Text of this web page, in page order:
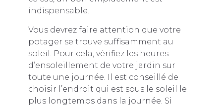
indispensable.
Vous devrez faire attention que votre
potager se trouve suffisamment au
soleil. Pour cela, vérifiez les heures
d’ensoleillement de votre jardin sur
toute une journée. Il est conseillé de
choisir l’endroit qui est sous le soleil le
plus longtemps dans la journée. Si